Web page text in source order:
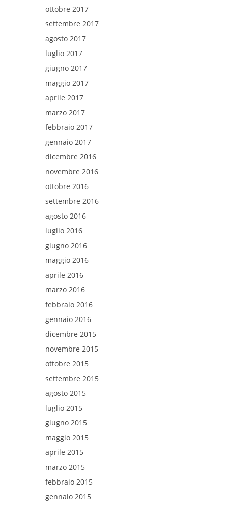
ottobre 2017
settembre 2017
agosto 2017
luglio 2017
giugno 2017
maggio 2017
aprile 2017
marzo 2017
febbraio 2017
gennaio 2017
dicembre 2016
novembre 2016
ottobre 2016
settembre 2016
agosto 2016
luglio 2016
giugno 2016
maggio 2016
aprile 2016
marzo 2016
febbraio 2016
gennaio 2016
dicembre 2015
novembre 2015
ottobre 2015
settembre 2015
agosto 2015
luglio 2015
giugno 2015
maggio 2015
aprile 2015
marzo 2015
febbraio 2015
gennaio 2015